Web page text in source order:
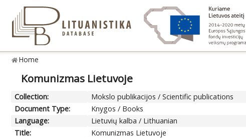
Home
Komunizmas Lietuvoje
Collection:
Mokslo publikacijos / Scientific publications
Document Type:
Knygos / Books
Language:
Lietuvių kalba / Lithuanian
Title:
Komunizmas Lietuvoje